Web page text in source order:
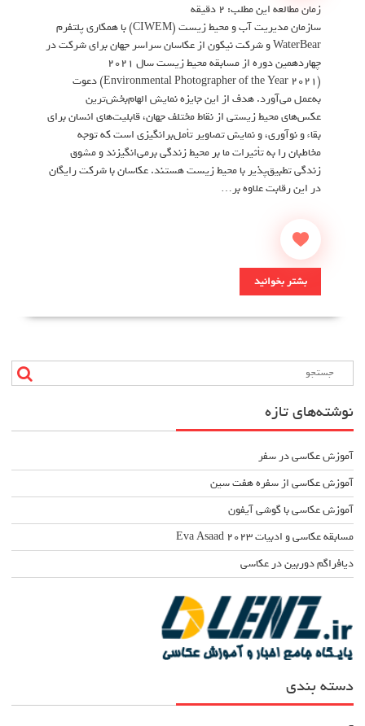
زمان مطالعه این مطلب: 2دقیقه
سازمان مدیریت آب و محیط زیست (CIWEM) با همکاری پلتفرم
WaterBear و شرکت نیکون از عکاسان سراسر جهان برای شرکت در
چهاردهمین دوره از مسابقه محیط زیست سال ۲۰۲۱
(Environmental Photographer of the Year 2021) دعوت
به‌عمل می‌آورد. هدف از این جایزه نمایش الهام‌بخش‌ترین
عکس‌های محیط زیستی از نقاط مختلف جهان، قابلیت‌های انسان برای
بقاء و نوآوری، و نمایش تصاویر تأمل‌برانگیزی است که توجه
مخاطبان را به تأثیرات ما بر محیط زندگی برمی‌انگیزند و مشوق
زندگی تطبیق‌پذیر با محیط زیست هستند. عکاسان با شرکت رایگان
در این رقابت علاوه بر…
بشتر بخوانید
نوشته‌های تازه
آموزش عکاسی در سفر
آموزش عکاسی از سفره هفت سین
آموزش عکاسی با گوشی آیفون
مسابقه عکاسی و ادبیات Eva Asaad ۲۰۲۳
دیافراگم دوربین در عکاسی
دسته بندی